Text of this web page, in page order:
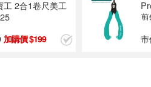
Pro’sKit寶工 安全美工刀
PD-516
市價$60 39